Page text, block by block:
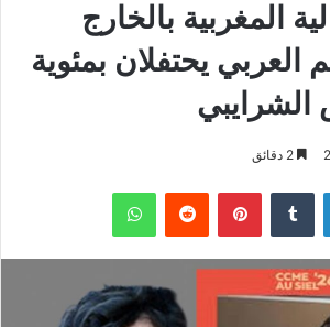
المغربية بالخارج
العربي يحتفلان بمئوية
الشرايبي
لينكدإن بينتيريست